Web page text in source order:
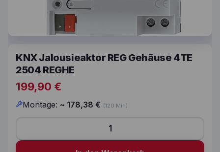
KNX Jalousieaktor REG Gehäuse 4TE
2504 REGHE
199,90 €
Montage: ~ 178,38 € (120 Min)
KNX Jalousieaktor REG Gehäuse 4TE 2504 REGHE